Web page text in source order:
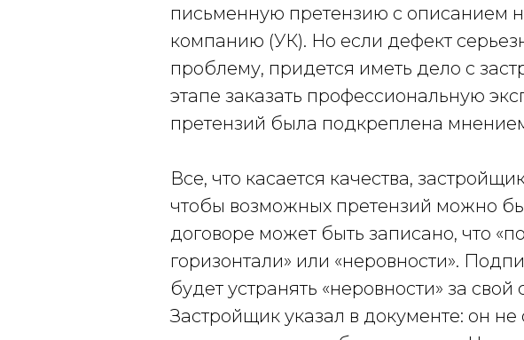
письменную претензию с описанием
компанию (УК). Но если дефект
проблему, придется иметь дело с
этапе заказать профессиональную
претензий была подкреплена
Все, что касается качества,
чтобы возможных претензий можно
договоре может быть записано, что
горизонтали» или «неровности».
будет устранять «неровности» за
Застройщик указал в документе: он не